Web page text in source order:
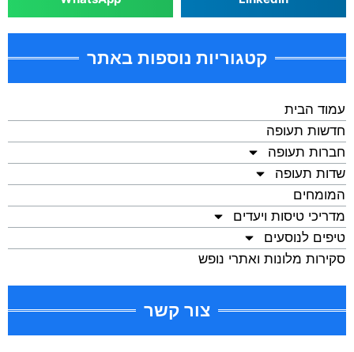
קטגוריות נוספות באתר
עמוד הבית
חדשות תעופה
חברות תעופה
שדות תעופה
המומחים
מדריכי טיסות ויעדים
טיפים לנוסעים
סקירות מלונות ואתרי נופש
צור קשר